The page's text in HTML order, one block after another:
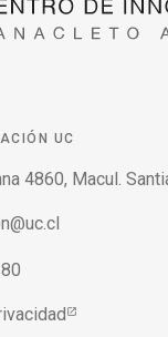
UC
4860, Macul.